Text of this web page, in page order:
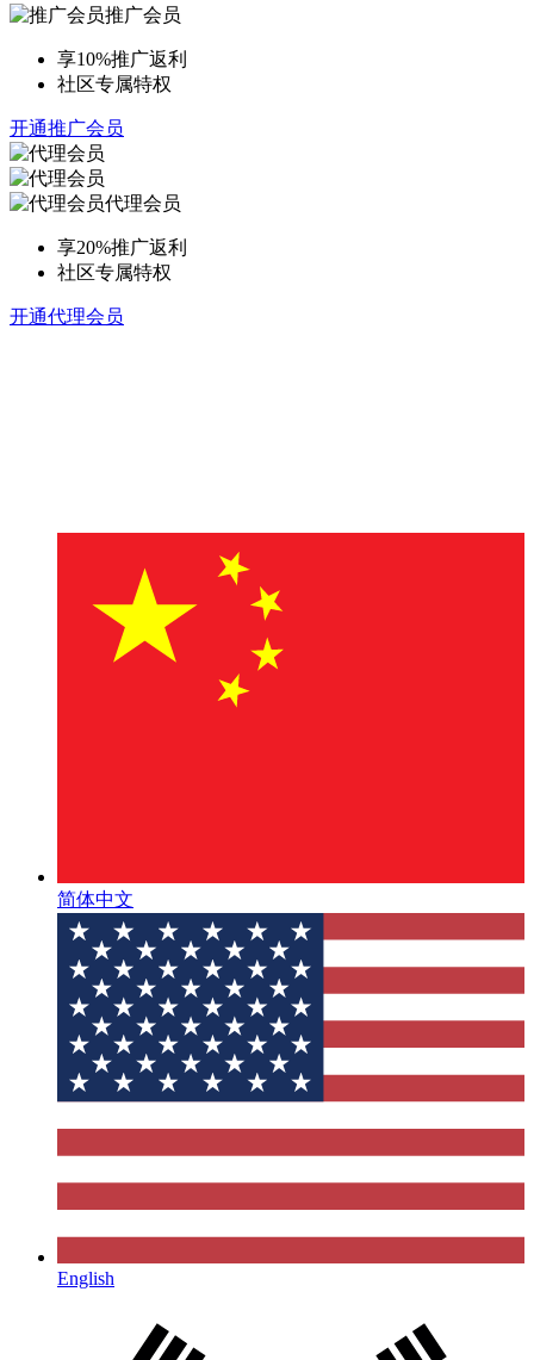
推广会员
享10%推广返利
社区专属特权
开通推广会员
代理会员
享20%推广返利
社区专属特权
开通代理会员
简体中文
English